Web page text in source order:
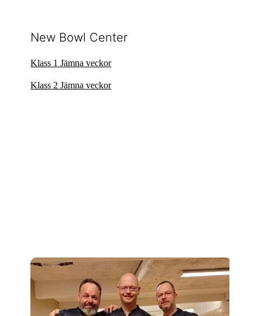
New Bowl Center
Klass 1 Jämna veckor
Klass 2 Jämna veckor